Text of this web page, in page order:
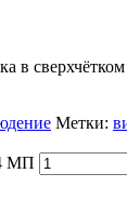
Метки:
МП